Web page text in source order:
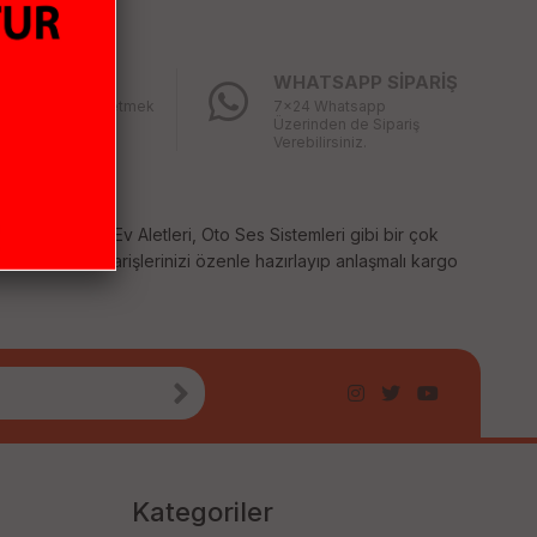
ürünü iade etmek
WHATSAPP SİPARİŞ
7x24 Whatsapp
Üzerinden de Sipariş
Verebilirsiniz.
Küçük Ev Aletleri, Oto Ses Sistemleri gibi bir çok
Siparişlerinizi özenle hazırlayıp anlaşmalı kargo
Kategoriler